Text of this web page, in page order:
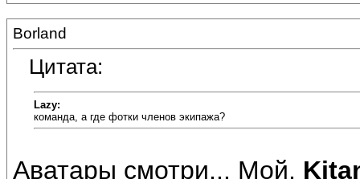
Borland
Цитата:
Lazy:
команда, а где фотки членов экипажа?
Аватары смотри... Мой,